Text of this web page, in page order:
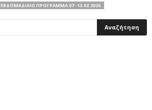
ΕΒΔΟΜΑΔΙΑΊΟ ΠΡΌΓΡΑΜΜΑ 07 -13.02.2026